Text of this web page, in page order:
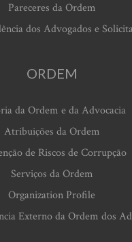
Pareceres da Ordem
dos Advogados e
ORDEM
da Ordem e da Advocacia
Atribuições da Ordem
de Riscos de Corrupção
Serviços da Ordem
Organization Profile
Externo da Ordem dos